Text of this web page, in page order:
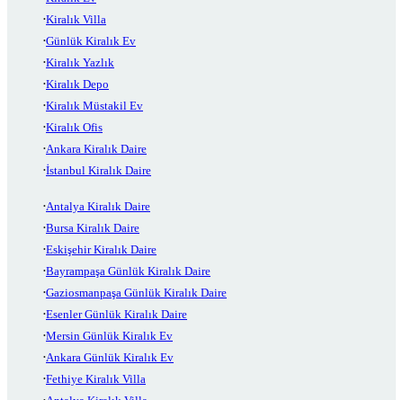
Kiralık Villa
Günlük Kiralık Ev
Kiralık Yazlık
Kiralık Depo
Kiralık Müstakil Ev
Kiralık Ofis
Ankara Kiralık Daire
İstanbul Kiralık Daire
Antalya Kiralık Daire
Bursa Kiralık Daire
Eskişehir Kiralık Daire
Bayrampaşa Günlük Kiralık Daire
Gaziosmanpaşa Günlük Kiralık Daire
Esenler Günlük Kiralık Daire
Mersin Günlük Kiralık Ev
Ankara Günlük Kiralık Ev
Fethiye Kiralık Villa